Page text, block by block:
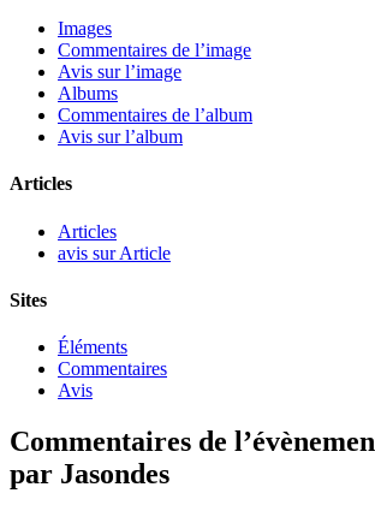
Images
Commentaires de l’image
Avis sur l’image
Albums
Commentaires de l’album
Avis sur l’album
Articles
Articles
avis sur Article
Sites
Éléments
Commentaires
Avis
Commentaires de
par Jasondes